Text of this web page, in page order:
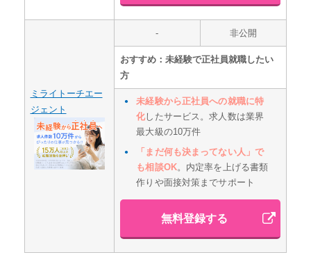
ミライトーチエー
ジェント
- 非公開
おすすめ：未経験で正社員就職したい
方
未経験から正社員への就職に特
化したサービス。求人数は業界
最大級の10万件
「まだ何も決まってない人」で
も相談OK。内定率を上げる書類
作りや面接対策までサポート
無料登録する